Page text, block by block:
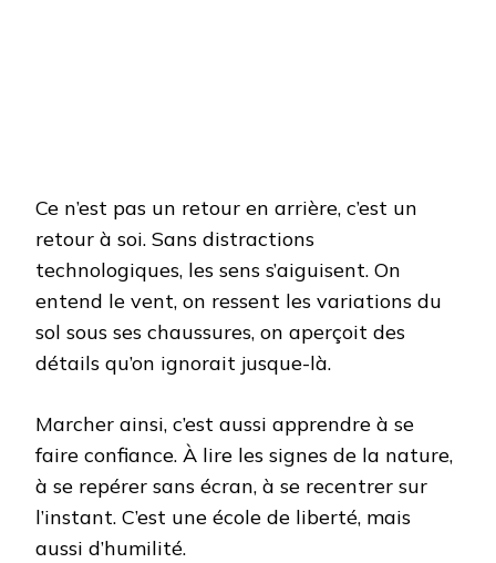
Ce n’est pas un retour en arrière, c’est un
retour à soi. Sans distractions
technologiques, les sens s’aiguisent. On
entend le vent, on ressent les variations du
sol sous ses chaussures, on aperçoit des
détails qu’on ignorait jusque-là.
Marcher ainsi, c’est aussi apprendre à se
faire confiance. À lire les signes de la nature,
à se repérer sans écran, à se recentrer sur
l’instant. C’est une école de liberté, mais
aussi d’humilité.